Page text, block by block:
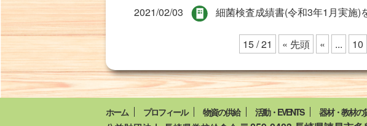
2021/02/03
細菌検査成績書(令和3年1月実施)
15 / 21 « 先頭 « ... 10
ホーム プロフィール 物資の供給 活動・EVENTS 器材・教材の